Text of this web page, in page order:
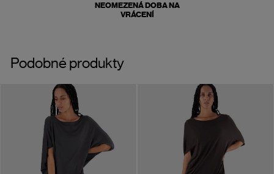
NEOMEZENÁ DOBA NA
VRÁCENÍ
Podobné produkty